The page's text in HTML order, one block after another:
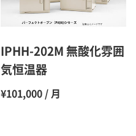
IPHH-202M 無酸化雰囲
気恒温器
¥101,000 / 月